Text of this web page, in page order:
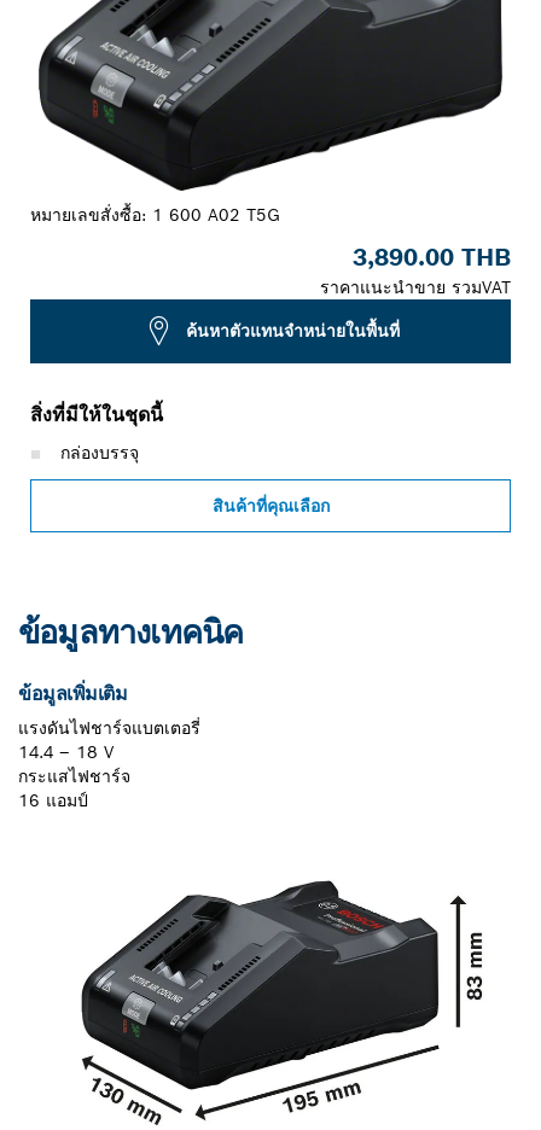
หมายเลขสั่งซื้อ: 1 600 A02 T5G
3,890.00 THB
ราคาแนะนำขาย รวมVAT
ค้นหาตัวแทนจำหน่ายในพื้นที่
สิ่งที่มีให้ในชุดนี้
กล่องบรรจุ
สินค้าที่คุณเลือก
ข้อมูลทางเทคนิค
ข้อมูลเพิ่มเติม
แรงดันไฟชาร์จแบตเตอรี่
14.4 – 18 V
กระแสไฟชาร์จ
16 แอมป์